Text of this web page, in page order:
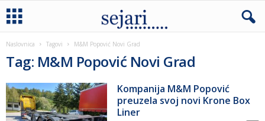
Naslovnica Tagovi M&M Popović Novi Grad
Tag: M&M Popović Novi Grad
Kompanija M&M Popović
preuzela svoj novi Krone Box
Liner